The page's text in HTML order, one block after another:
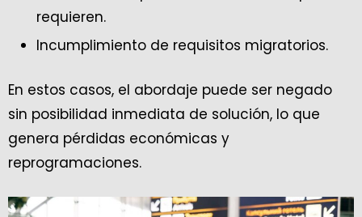
requieren.
Incumplimiento de requisitos migratorios.
En estos casos, el abordaje puede ser negado
sin posibilidad inmediata de solución, lo que
genera pérdidas económicas y
reprogramaciones.